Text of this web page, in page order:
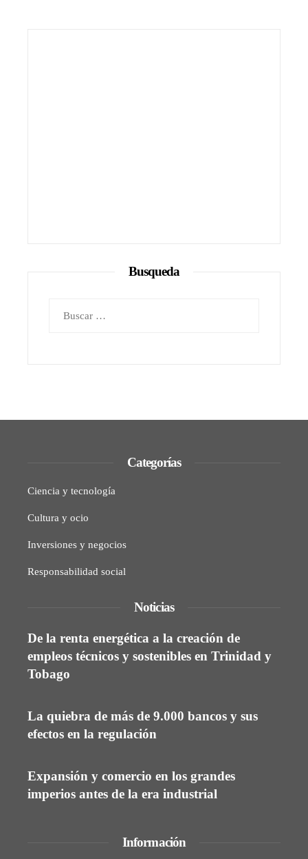
Busqueda
Categorías
Ciencia y tecnología
Cultura y ocio
Inversiones y negocios
Responsabilidad social
Noticias
De la renta energética a la creación de
empleos técnicos y sostenibles en Trinidad y
Tobago
La quiebra de más de 9.000 bancos y sus
efectos en la regulación
Expansión y comercio en los grandes
imperios antes de la era industrial
Información